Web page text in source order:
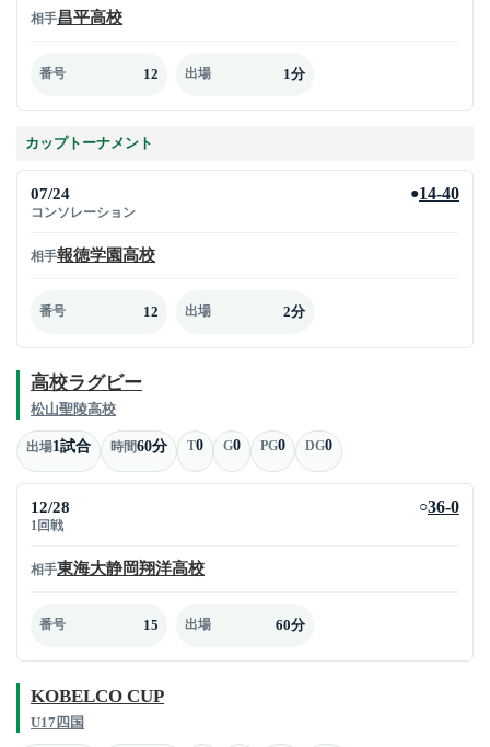
相手昌平高校
番号 12 出場 1分
カップトーナメント
07/24
コンソレーション
●14-40
相手報徳学園高校
番号 12 出場 2分
高校ラグビー
松山聖陵高校
出場1試合 時間60分 T0 G0 PG0 DG0
12/28
1回戦
○36-0
相手東海大静岡翔洋高校
番号 15 出場 60分
KOBELCO CUP
U17四国